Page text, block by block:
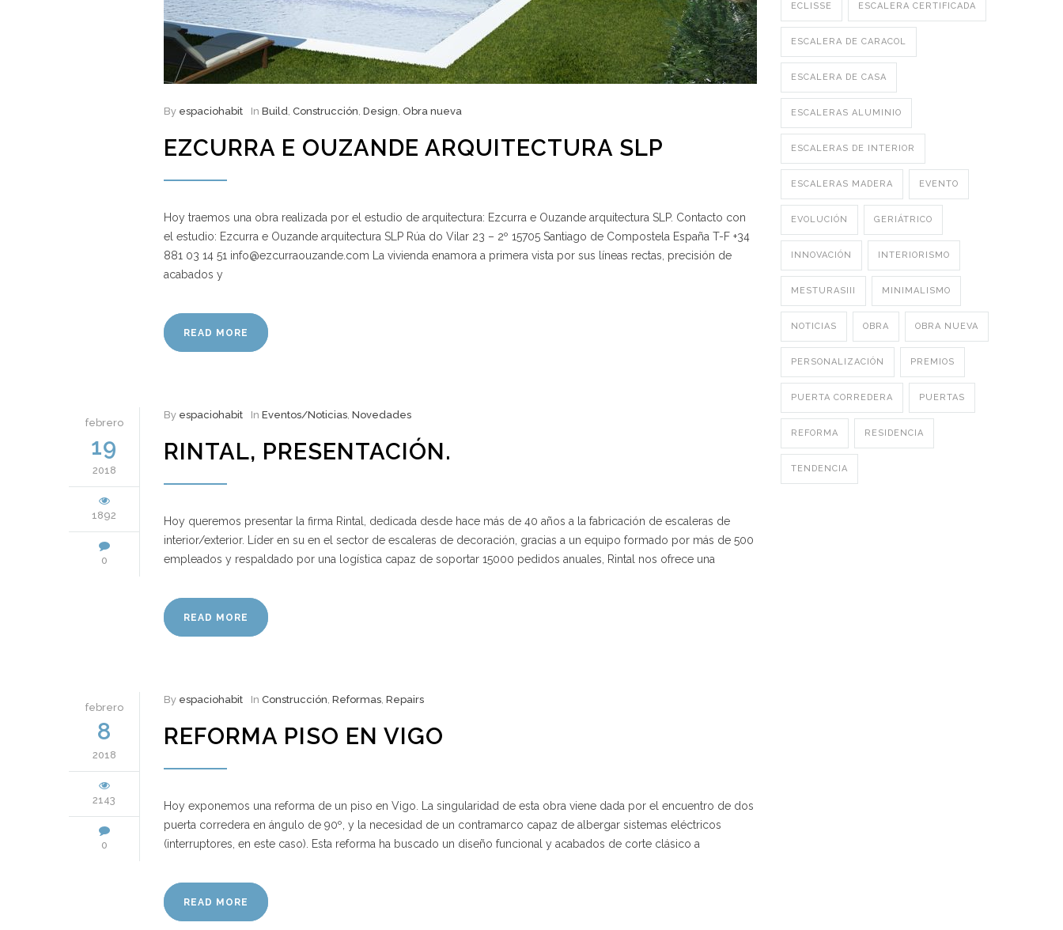
By espaciohabit In Build, Construcción, Design, Obra nueva
EZCURRA E OUZANDE ARQUITECTURA SLP
Hoy traemos una obra realizada por el estudio de arquitectura: Ezcurra e Ouzande arquitectura SLP. Contacto con
el estudio: Ezcurra e Ouzande arquitectura SLP Rúa do Vilar 23 – 2º 15705 Santiago de Compostela España T-F +34
881 03 14 51 info@ezcurraouzande.com La vivienda enamora a primera vista por sus líneas rectas, precisión de
acabados y
READ MORE
febrero
19
2018
1892
0
By espaciohabit In Eventos/Noticias, Novedades
RINTAL, PRESENTACIÓN.
Hoy queremos presentar la firma Rintal, dedicada desde hace más de 40 años a la fabricación de escaleras de
interior/exterior. Líder en su en el sector de escaleras de decoración, gracias a un equipo formado por más de 500
empleados y respaldado por una logística capaz de soportar 15000 pedidos anuales, Rintal nos ofrece una
READ MORE
febrero
8
2018
2143
0
By espaciohabit In Construcción, Reformas, Repairs
REFORMA PISO EN VIGO
Hoy exponemos una reforma de un piso en Vigo. La singularidad de esta obra viene dada por el encuentro de dos
puerta corredera en ángulo de 90º, y la necesidad de un contramarco capaz de albergar sistemas eléctricos
(interruptores, en este caso). Esta reforma ha buscado un diseño funcional y acabados de corte clásico a
READ MORE
ECLISSE ESCALERA CERTIFICADA
ESCALERA DE CARACOL
ESCALERA DE CASA
ESCALERAS ALUMINIO
ESCALERAS DE INTERIOR
ESCALERAS MADERA EVENTO
EVOLUCIÓN GERIÁTRICO
INNOVACIÓN INTERIORISMO
MESTURASIII MINIMALISMO
NOTICIAS OBRA OBRA NUEVA
PERSONALIZACIÓN PREMIOS
PUERTA CORREDERA PUERTAS
REFORMA RESIDENCIA
TENDENCIA